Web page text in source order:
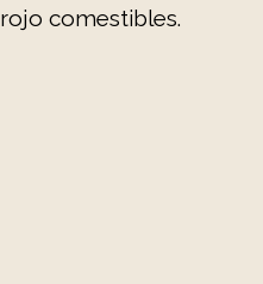
rojo comestibles.